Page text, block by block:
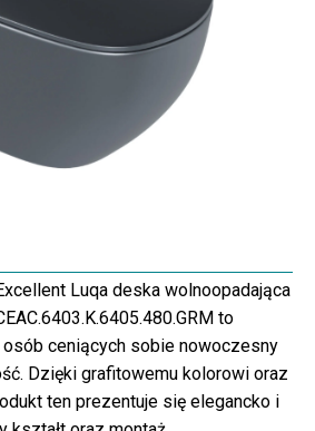
Luqa deska wolnoopadająca
to
osób ceniących sobie nowoczesny
Dzięki grafitowemu kolorowi oraz
ten prezentuje się elegancko i